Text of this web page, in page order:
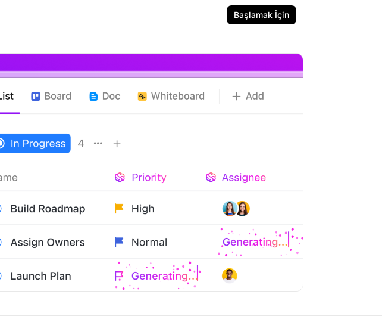
Başlamak İçin